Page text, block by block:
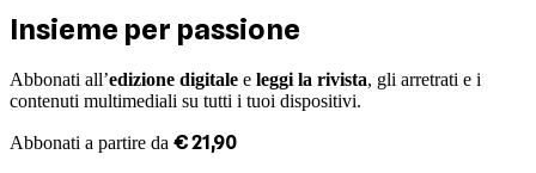
Insieme per passione
Abbonati all’edizione digitale e leggi la rivista, gli arretrati e i
contenuti multimediali su tutti i tuoi dispositivi.
Abbonati a partire da €21 ,90